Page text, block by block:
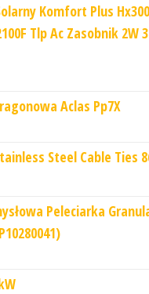
Komfort Plus Hx300
Tlp Ac Zasobnik 2W
Aclas Pp7X
Steel Cable Ties
Peleciarka